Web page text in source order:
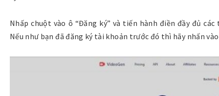
Nhấp chuột vào ô “Đăng ký” và tiến hành điền đầy đủ
Nếu như bạn đã đăng ký tài khoản trước đó thì hãy nhấn vào